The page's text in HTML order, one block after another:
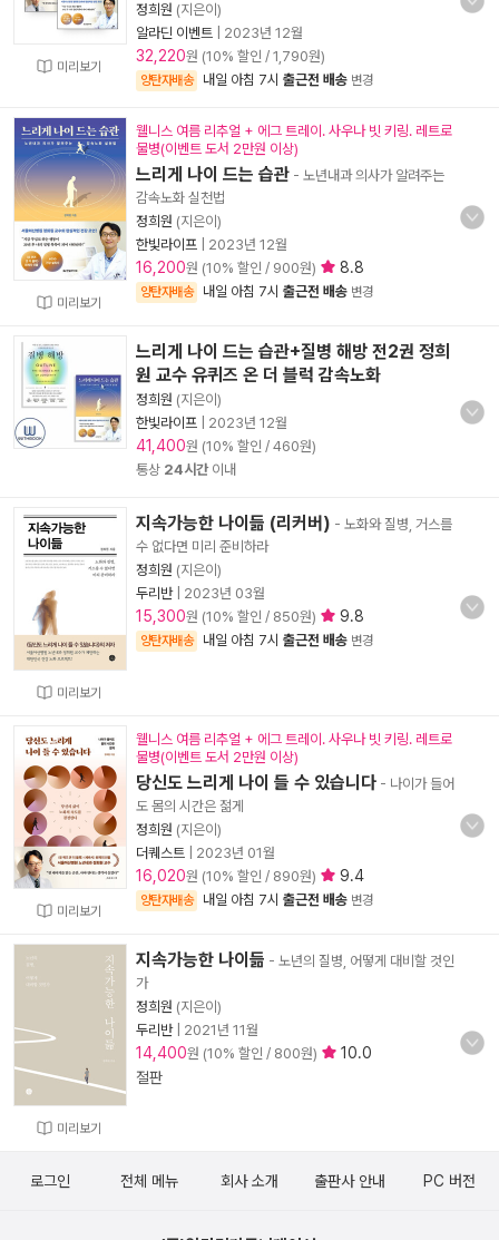
미리보기
정희원 (지은이)
알라딘 이벤트
2023년 12월
32,220원 (10% 할인 / 1,790원)
양탄자배송 내일 아침 7시 출근전 배송 변경
미리보기
웰니스 여름 리추얼 + 에그 트레이. 사우나 빗 키링. 레트로
물병(이벤트 도서 2만원 이상)
느리게 나이 드는 습관 - 노년내과 의사가 알려주는
감속노화 실천법
정희원 (지은이)
한빛라이프
2023년 12월
16,200원 (10% 할인 / 900원) 8.8
양탄자배송 내일 아침 7시 출근전 배송 변경
느리게 나이 드는 습관+질병 해방 전2권 정희
원 교수 유퀴즈 온 더 블럭 감속노화
정희원 (지은이)
한빛라이프
2023년 12월
41,400원 (10% 할인 / 460원)
통상 24시간이내
미리보기
지속가능한 나이듦 (리커버) - 노화와 질병, 거스를
수 없다면 미리 준비하라
정희원 (지은이)
두리반| 2023년 03월
15,300원 (10% 할인 / 850원) 9.8
양탄자배송 내일 아침 7시 출근전 배송 변경
미리보기
웰니스 여름 리추얼 + 에그 트레이. 사우나 빗 키링. 레트로
물병(이벤트 도서 2만원 이상)
당신도 느리게 나이 들 수 있습니다 - 나이가 들어
도 몸의 시간은 젊게
정희원 (지은이)
더퀘스트
2023년 01월
16,020원 (10% 할인 / 890원) 9.4
양탄자배송 내일 아침 7시 출근전 배송 변경
미리보기
지속가능한 나이듦 - 노년의 질병, 어떻게 대비할 것인
가
정희원 (지은이)
두리반| 2021년 11월
14,400원 (10% 할인 / 800원)
10.0
절판
로그인 전체 메뉴 회사 소개 출판사 안내 PC 버전